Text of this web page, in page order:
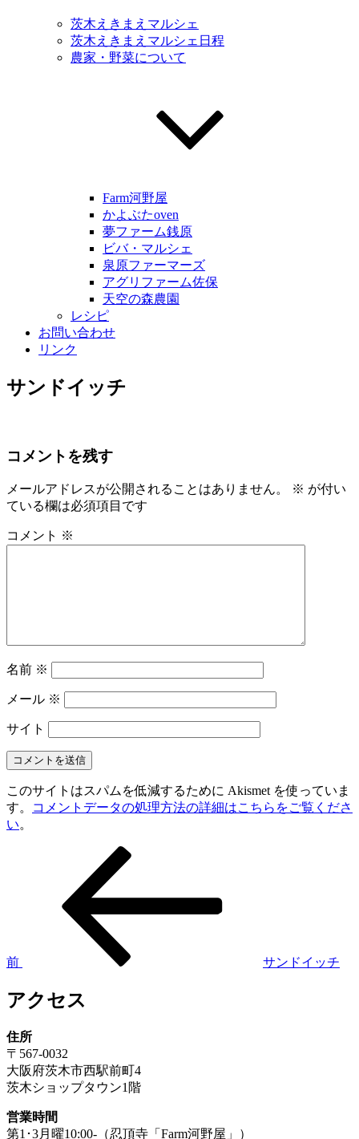
茨木えきまえマルシェ
茨木えきまえマルシェ日程
農家・野菜について
Farm河野屋
かよぶたoven
夢ファーム銭原
ビバ・マルシェ
泉原ファーマーズ
アグリファーム佐保
天空の森農園
レシピ
お問い合わせ
リンク
サンドイッチ
コメントを残す
メールアドレスが公開されることはありません。 ※ が付い
ている欄は必須項目です
コメント ※
名前 ※
メール ※
サイト
このサイトはスパムを低減するために Akismet を使っていま
す。
コメントデータの処理方法の詳細はこちらをご覧くださ
い。
ゲ
ー
シ
ョ
ン
前 サンドイッチ
アクセス
住所
〒567-0032
大阪府茨木市西駅前町4
茨木ショップタウン1階
営業時間
第1･3月曜10:00-（忍頂寺「Farm河野屋」）